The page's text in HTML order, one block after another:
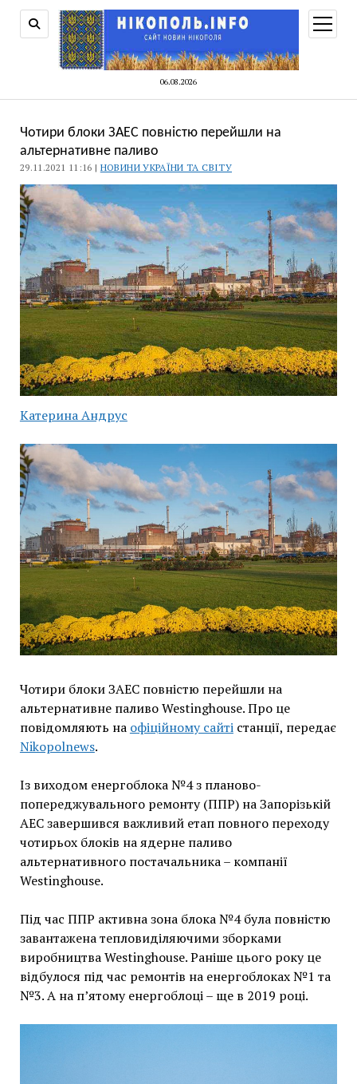
06.08.2026
меню
Чотири блоки ЗАЕС повністю перейшли на
альтернативне паливо
29.11.2021 11:16 | НОВИНИ УКРАЇНИ ТА СВІТУ
Катерина Андрус
Чотири блоки ЗАЕС повністю перейшли на
альтернативне паливо Westinghouse. Про це
повідомляють на офіційному сайтістанції, передає
Nikopolnews.
Із виходом енергоблока №4 з планово-
попереджувального ремонту (ППР) на Запорізькій
АЕС завершився важливий етап повного переходу
чотирьох блоків на ядерне паливо
альтернативного постачальника – компанії
Westinghouse.
Під час ППР активна зона блока №4 була повністю
завантажена тепловиділяючими зборками
виробництва Westinghouse. Раніше цього року це
відбулося під час ремонтів на енергоблоках №1 та
№3. А на п’ятому енергоблоці – ще в 2019 році.